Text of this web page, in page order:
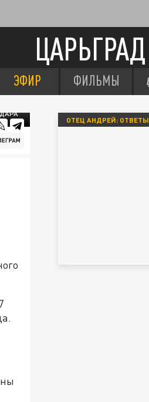
ЦАРЬГРАД
ЭФИР ФИЛЬМЫ
ОТЕЦ АНДРЕЙ: ОТВЕТЫ